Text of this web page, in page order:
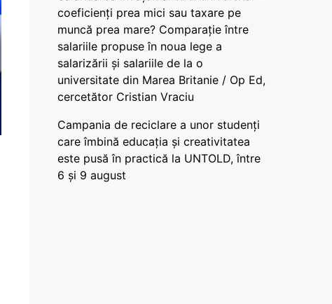
coeficienți prea mici sau taxare pe
muncă prea mare? Comparație între
salariile propuse în noua lege a
salarizării și salariile de la o
universitate din Marea Britanie / Op Ed,
cercetător Cristian Vraciu
Campania de reciclare a unor studenți
care îmbină educația și creativitatea
este pusă în practică la UNTOLD, între
6 și 9 august